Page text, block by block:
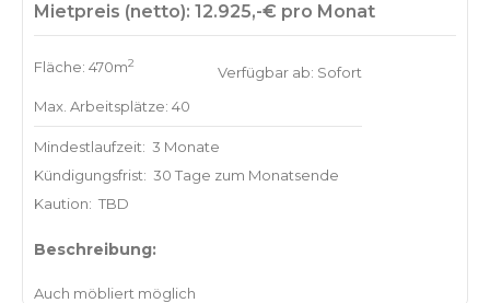
Mietpreis (netto): 12.925,-€ pro Monat
Fläche: 470m2
Max. Arbeitsplätze: 40
Verfügbar ab: Sofort
Mindestlaufzeit: 3 Monate
Kündigungsfrist: 30 Tage zum Monatsende
Kaution: TBD
Beschreibung: